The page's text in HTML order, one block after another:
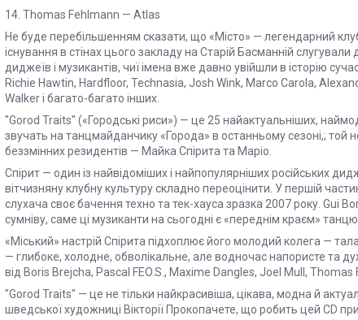
14. Thomas Fehlmann — Atlas
Не буде перебільшенням сказати, що «Місто» — легендарний
існування в стінах цього закладу на Старій Басманній
диджеїв і музикантів, чиї імена вже давно увійшли в історію
Richie Hawtin, Hardfloor, Technasia, Josh Wink, Marco Carola,
Walker і багато-багато інших.
"Gorod Traits" («Городські риси») — це 25 найактуальніших,
звучать на танцмайданчику «Города» в останньому сезоні,; той
беззмінних резидентів — Майка Спірита та Маріо.
Спірит — один із найвідоміших і найпопулярніших російських
вітчизняну клубну культуру складно переоцінити. У першій
слухача своє бачення техно та тек-хауса зразка 2007 року. Gui
сумніву, саме ці музиканти на сьогодні є «переднім краєм»
«Міський» настрій Спірита підхоплює його молодий колега —
— глибоке, холодне, обволікальне, але водночас напористе та
від Boris Brejcha, Pascal FEO.S., Maxime Dangles, Joel Mull, Thomas
"Gorod Traits" — це не тільки найкрасивіша, цікава, модна й
шведської художниці Вікторії Прокопачете, що робить цей CD